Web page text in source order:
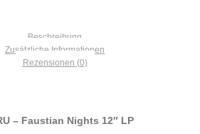
Beschreibung
Zusätzliche Informationen
Rezensionen (0)
– Faustian Nights 12″ LP